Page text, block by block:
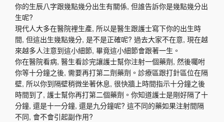
你的生辰八字跟幾點幾分出生有關係, 但誰告訴你是幾點幾分出
生呢?
現代人大多在醫院裡生產, 所以是醫生跟護士寫下你的出生時
間, 但這出生幾點幾分, 是不是正確呢? 過去大家不在意, 現在越
來越多人注意到這小細節, 畢竟這小細節會跟著一生。
你在醫院看病, 醫生看診完讓護士幫你注射一個藥劑, 然後囑咐
你等十分鐘之後, 需要再打第二劑藥劑。診療區跟打針區位在隔
壁, 所以你到隔壁稍微坐著休息, 很快牆上時間指示十分鐘之後
時間到了, 護士幫你再打第二個藥劑。你知道護士是剛好隔了十
分鐘, 還是十一分鐘, 還是九分鐘呢? 這不同的藥如果注射間隔
不同, 會不會引起副作用?